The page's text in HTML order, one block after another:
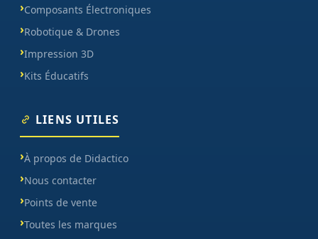
Composants Électroniques
Robotique & Drones
Impression 3D
Kits Éducatifs
LIENS UTILES
À propos de Didactico
Nous contacter
Points de vente
Toutes les marques